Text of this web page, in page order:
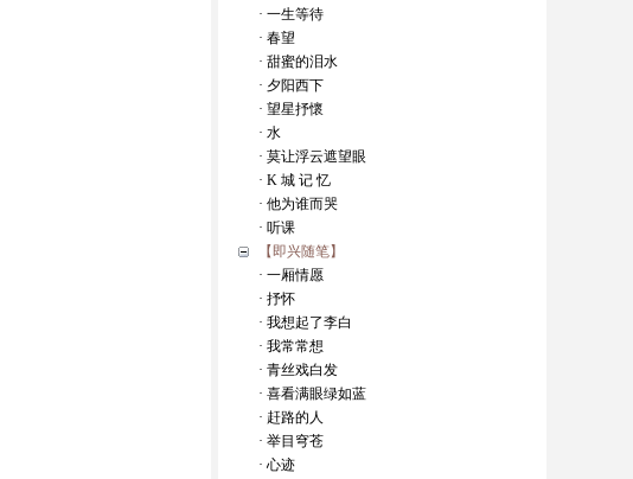
· 一生等待
· 春望
· 甜蜜的泪水
· 夕阳西下
· 望星抒懷
· 水
· 莫让浮云遮望眼
· K 城 记 忆
· 他为谁而哭
· 听课
【即兴随笔】
· 一厢情愿
· 抒怀
· 我想起了李白
· 我常常想
· 青丝戏白发
· 喜看满眼绿如蓝
· 赶路的人
· 举目穹苍
· 心迹